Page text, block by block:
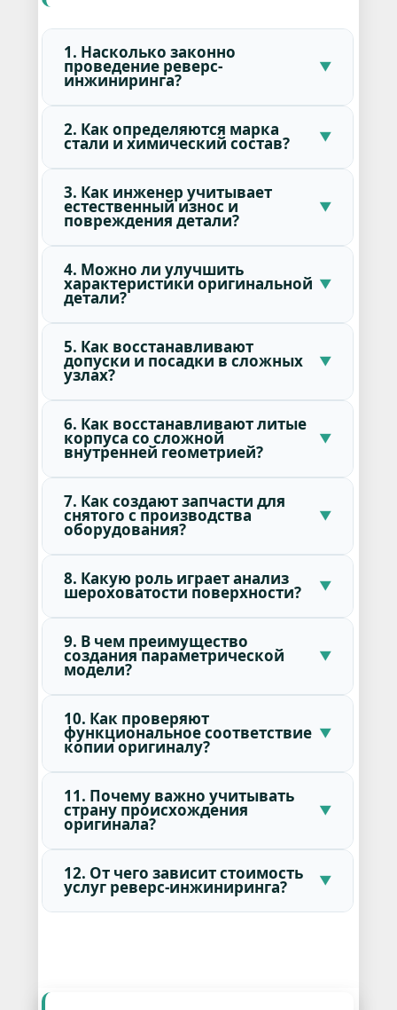
1. Насколько законно
проведение реверс-
инжиниринга?
2. Как определяются марка
стали и химический состав?
3. Как инженер учитывает
естественный износ и
повреждения детали?
4. Можно ли улучшить
характеристики оригинальной
детали?
5. Как восстанавливают
допуски и посадки в сложных
узлах?
6. Как восстанавливают литые
корпуса со сложной
внутренней геометрией?
7. Как создают запчасти для
снятого с производства
оборудования?
8. Какую роль играет анализ
шероховатости поверхности?
9. В чем преимущество
создания параметрической
модели?
10. Как проверяют
функциональное соответствие
копии оригиналу?
11. Почему важно учитывать
страну происхождения
оригинала?
12. От чего зависит стоимость
услуг реверс-инжиниринга?